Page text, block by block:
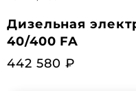
Дизельная
40/400 FA
442 580 ₽